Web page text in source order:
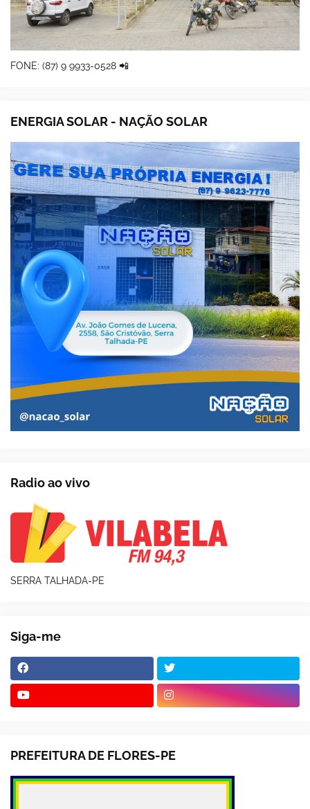
FONE: (87) 9 9933-0528 📲
ENERGIA SOLAR - NAÇÃO SOLAR
Radio ao vivo
SERRA TALHADA-PE
Siga-me
PREFEITURA DE FLORES-PE